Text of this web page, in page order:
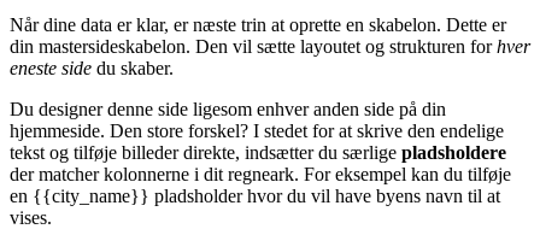
Når dine data er klar, er næste trin at oprette en skabelon. Dette er
din mastersideskabelon. Den vil sætte layoutet og strukturen forhver
eneste side du skaber.
Du designer denne side ligesom enhver anden side på din
hjemmeside. Den store forskel? I stedet for at skrive den endelige
tekst og tilføje billeder direkte, indsætter du særlige pladsholdere
der matcher kolonnerne i dit regneark. For eksempel kan du tilføje
en {{city_name}} pladsholder hvor du vil have byens navn til at
vises.